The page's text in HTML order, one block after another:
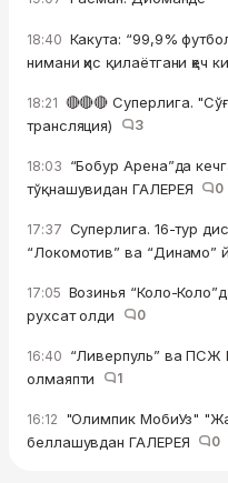
18:40 Какута: “99,9%
нимани ҳис қилаётгани ҳеч
18:21 🔴🔴🔴 Суперлига.
трансляция)
3
18:03 “Бобур Арена”да
тўқнашувидан ГАЛЕРЕЯ
0
17:37 Суперлига. 16-тур
“Локомотив” ва “Динамо”
17:05 Возинья “Коло-
рухсат олди
0
16:40 “Ливерпуль” ва ПСЖ
олмаяпти
1
16:12 "Олимпик МобиУз"
беллашувдан ГАЛЕРЕЯ
0